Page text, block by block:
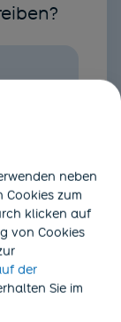
neben
zum
klicken auf
von Cookies
der
Sie im